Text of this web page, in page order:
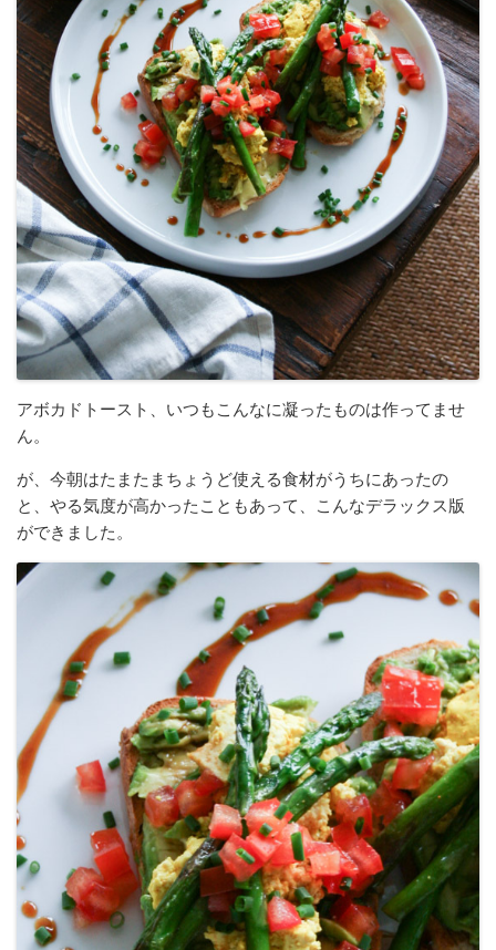
アボカドトースト、いつもこんなに凝ったものは作ってませ
ん。
が、今朝はたまたまちょうど使える食材がうちにあったの
と、やる気度が高かったこともあって、こんなデラックス版
ができました。